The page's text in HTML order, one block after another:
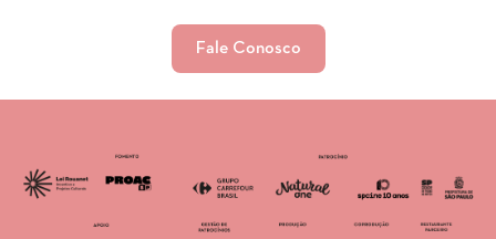
Fale Conosco